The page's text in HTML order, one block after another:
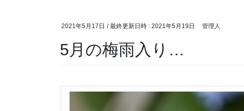
2021年5月17日 / 最終更新日時 : 2021年5月19日 管理人
5月の梅雨入り…